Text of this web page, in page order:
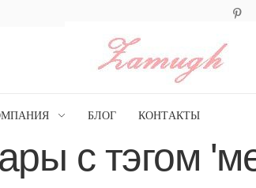
БЛОГ КОНТАКТЫ
с тэгом